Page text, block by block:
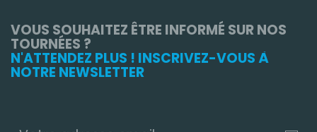
VOUS SOUHAITEZ ÊTRE INFORMÉ SUR NOS
TOURNÉES ?
N'ATTENDEZ PLUS ! INSCRIVEZ-VOUS À
NOTRE NEWSLETTER